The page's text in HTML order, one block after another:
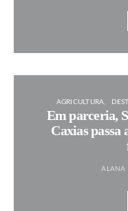
AGRICULTURA
Em parceria,
Caxias passa
ALANA